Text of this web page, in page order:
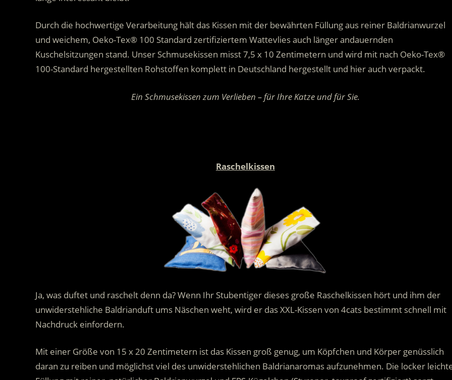
Durch die hochwertige Verarbeitung hält das Kissen mit der bewährten Füllung aus reiner Baldrianwurzel
und weichem, Oeko-Tex® 100 Standard zertifiziertem Wattevlies auch länger andauernden
Kuschelsitzungen stand. Unser Schmusekissen misst 7,5 x 10 Zentimetern und wird mit nach Oeko-Tex®
100-Standard hergestellten Rohstoffen komplett in Deutschland hergestellt und hier auch verpackt.
Ein Schmusekissen zum Verlieben – für Ihre Katze und für Sie.
Raschelkissen
Ja, was duftet und raschelt denn da? Wenn Ihr Stubentiger dieses große Raschelkissen hört und ihm der
unwiderstehliche Baldrianduft ums Näschen weht, wird er das XXL-Kissen von 4cats bestimmt schnell mit
Nachdruck einfordern.
Mit einer Größe von 15 x 20 Zentimetern ist das Kissen groß genug, um Köpfchen und Körper genüsslich
daran zu reiben und möglichst viel des unwiderstehlichen Baldrianaromas aufzunehmen. Die locker